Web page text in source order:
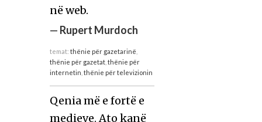
në web.
— Rupert Murdoch
temat: thënie për gazetarinë
thënie për gazetat, thënie për
internetin thënie për televizionin
Qenia më e fortë e
medieve. Ato kanë